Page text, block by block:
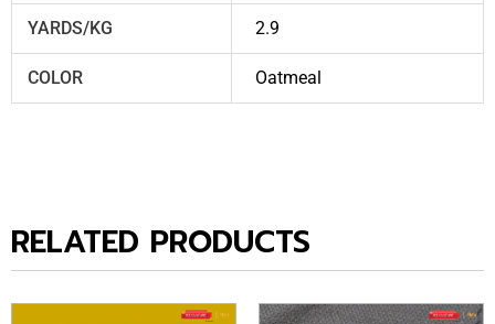
YARDS/KG 2.9
COLOR Oatmeal
RELATED PRODUCTS